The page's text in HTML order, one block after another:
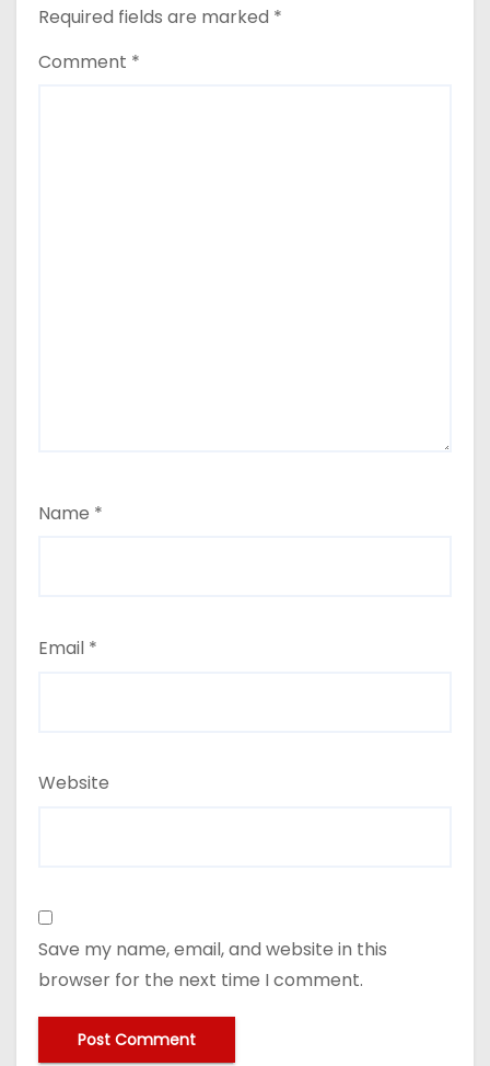
Required fields are marked *
Comment *
Name *
Email *
Website
Save my name, email, and website in this
browser for the next time I comment.